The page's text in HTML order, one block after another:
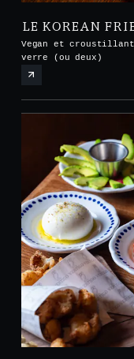
LE KOREAN
Vegan et
verre (ou deux)